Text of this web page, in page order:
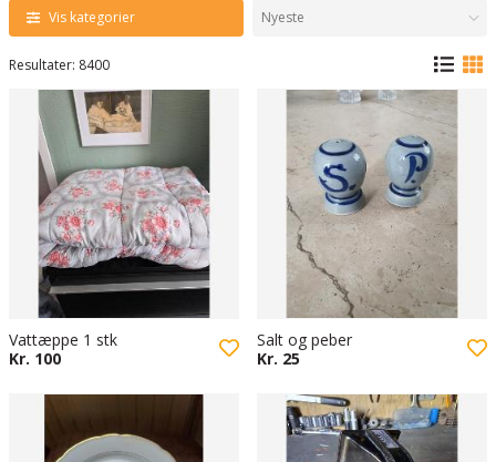
Vis kategorier
Resultater: 8400
Vattæppe 1 stk
Kr. 100
Salt og peber
Kr. 25